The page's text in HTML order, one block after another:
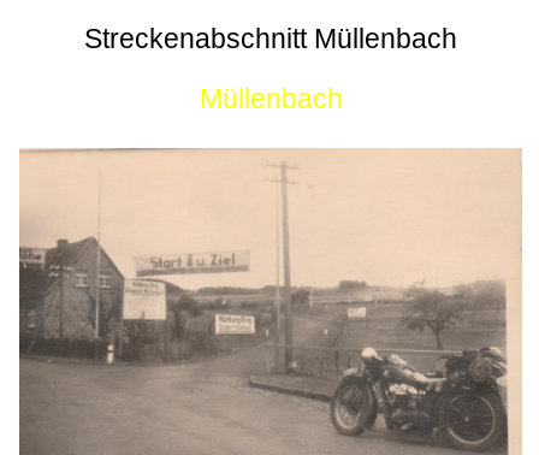
Streckenabschnitt Müllenbach
Müllenbach